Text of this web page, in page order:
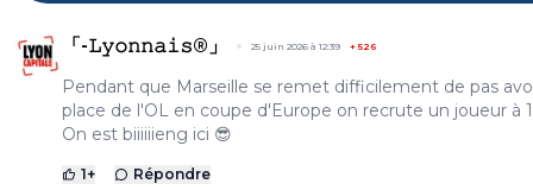
「-𝙻𝚢𝚘𝚗𝚗𝚊𝚒𝚜®」 25 juin 2026 à 12:39 +526
Pendant que Marseille se remet difficilement de pas
place de l'OL en coupe d'Europe on recrute un joueur à
On est biiiiiieng ici 😎
1+ Répondre